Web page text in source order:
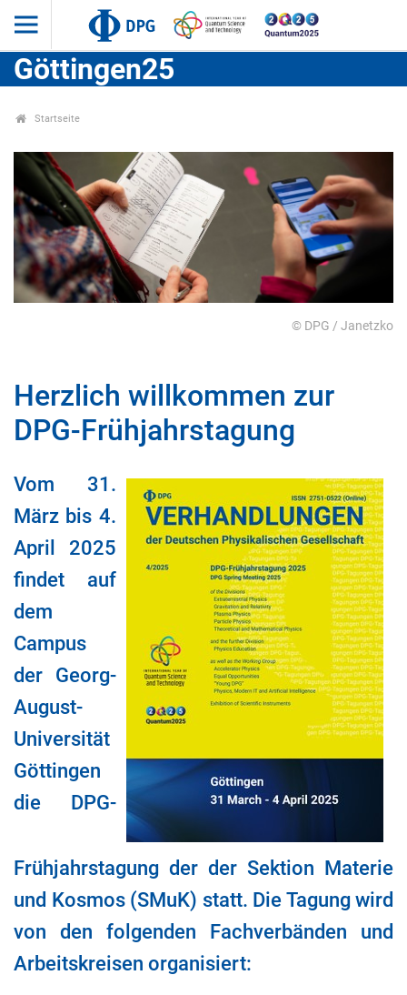
Göttingen25
Startseite
© DPG / Janetzko
Herzlich willkommen zur
DPG-Frühjahrstagung
Vom 31.
März bis 4.
April 2025
findet auf
dem
Campus
der Georg-
August-
Universität
Göttingen
die DPG-
Frühjahrstagung der der Sektion Materie
und Kosmos (SMuK) statt. Die Tagung wird
von den folgenden Fachverbänden und
Arbeitskreisen organisiert: